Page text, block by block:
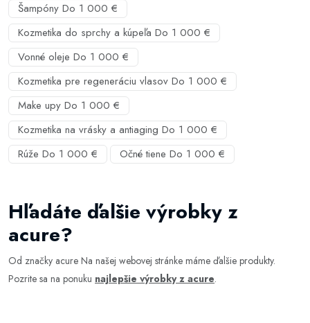
Šampóny Do 1 000 €
Kozmetika do sprchy a kúpeľa Do 1 000 €
Vonné oleje Do 1 000 €
Kozmetika pre regeneráciu vlasov Do 1 000 €
Make upy Do 1 000 €
Kozmetika na vrásky a antiaging Do 1 000 €
Rúže Do 1 000 €
Očné tiene Do 1 000 €
Hľadáte ďalšie výrobky z
acure?
Od značky acure Na našej webovej stránke máme ďalšie produkty.
Pozrite sa na ponuku najlepšie výrobky z acure.